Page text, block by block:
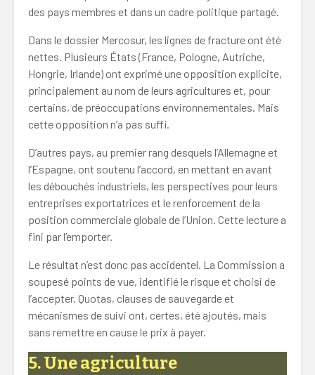
des pays membres et dans un cadre politique partagé.
Dans le dossier Mercosur, les lignes de fracture ont été
nettes. Plusieurs États (France, Pologne, Autriche,
Hongrie, Irlande) ont exprimé une opposition explicite,
principalement au nom de leurs agricultures et, pour
certains, de préoccupations environnementales. Mais
cette opposition n’a pas suffi.
D’autres pays, au premier rang desquels l’Allemagne et
l’Espagne, ont soutenu l’accord, en mettant en avant
les débouchés industriels, les perspectives pour leurs
entreprises exportatrices et le renforcement de la
position commerciale globale de l’Union. Cette lecture a
fini par l’emporter.
Le résultat n’est donc pas accidentel. La Commission a
soupesé points de vue, identifié le risque et choisi de
l’accepter. Quotas, clauses de sauvegarde et
mécanismes de suivi ont, certes, été ajoutés, mais
sans remettre en cause le prix à payer.
5. Une agriculture